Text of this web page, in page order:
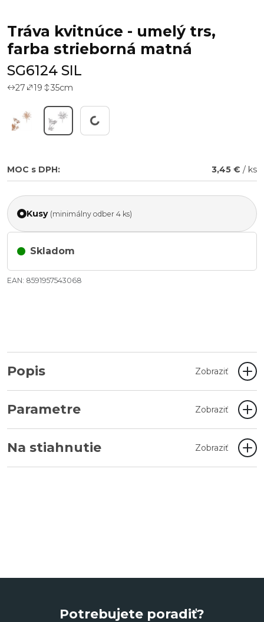
Tráva kvitnúce - umelý trs,
farba strieborná matná
SG6124 SIL
27 19 35cm
Working...
MOC s DPH: 3,45 € / ks
Kusy (minimálny odber 4 ks)
Skladom
EAN: 8591957543068
Popis Zobraziť
Parametre Zobraziť
Na stiahnutie Zobraziť
Potrebujete poradiť?